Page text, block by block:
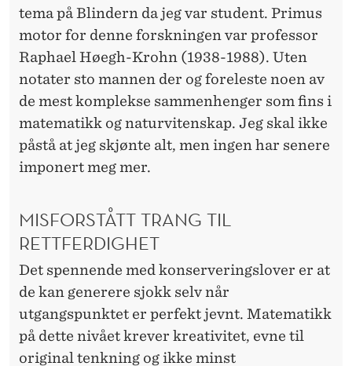
tema på Blindern da jeg var student. Primus
motor for denne forskningen var professor
Raphael Høegh-Krohn (1938-1988). Uten
notater sto mannen der og foreleste noen av
de mest komplekse sammenhenger som fins i
matematikk og naturvitenskap. Jeg skal ikke
påstå at jeg skjønte alt, men ingen har senere
imponert meg mer.
MISFORSTÅTT TRANG TIL
RETTFERDIGHET
Det spennende med konserveringslover er at
de kan generere sjokk selv når
utgangspunktet er perfekt jevnt. Matematikk
på dette nivået krever kreativitet, evne til
original tenkning og ikke minst